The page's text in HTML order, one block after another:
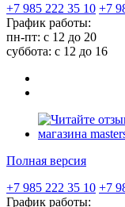
+7 985 222 35 10 +7
График работы:
пн-пт: с 12 до 20
суббота: c 12 до 16
Полная версия
+7 985 222 35 10 +7
График работы: